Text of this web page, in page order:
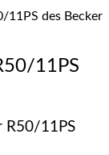
11PS des Becker
11PS
R50/11PS